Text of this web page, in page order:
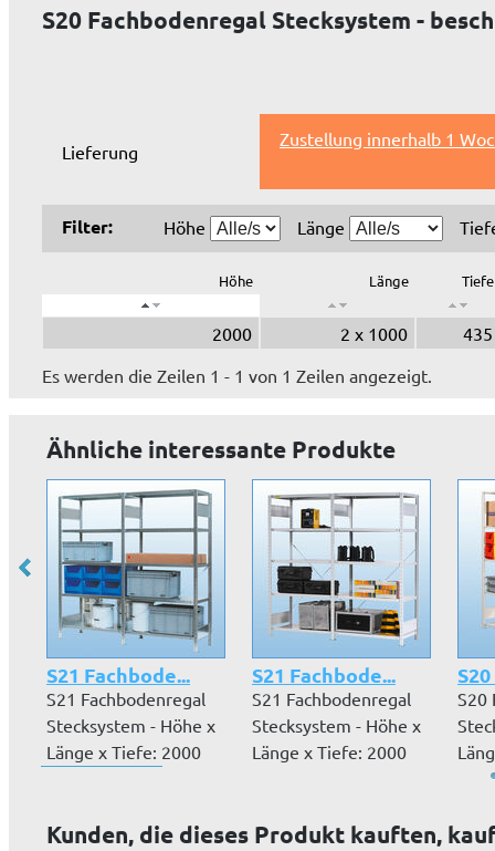
S20 Fachbodenregal Stecksystem -
Lieferung
Zustellung innerhalb 1
Filter: Höhe Länge
Höhe Länge Tiefe
2000 2 x 1000
435
Es werden die Zeilen 1 - 1 von 1 Zeilen angezeigt.
Ähnliche interessante Produkte
S21 Fachbode...
S21 Fachbodenregal
Stecksystem - Höhe x
Länge x Tiefe: 2000
S21 Fachbode...
S21 Fachbodenregal
Stecksystem - Höhe x
Länge x Tiefe: 2000
S20
Kunden, die dieses Produkt kauften,